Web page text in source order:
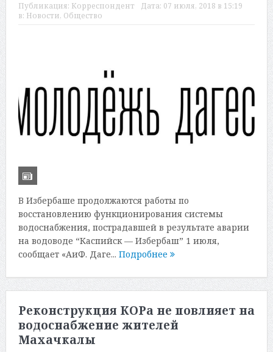
Публикация: Корреспондент Дата: 07 июля, 2018 в 15:19
в: Новости, Общество
В Избербаше продолжаются работы по
восстановлению функционирования системы
водоснабжения, пострадавшей в результате аварии
на водоводе “Каспийск — Избербаш” 1 июля,
сообщает «АиФ. Даге... Подробнее
Реконструкция КОРа не повлияет на
водоснабжение жителей
Махачкалы